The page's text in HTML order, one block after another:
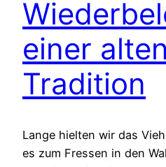
einer alten
Tradition
Lange hielten wir das
es zum Fressen in den